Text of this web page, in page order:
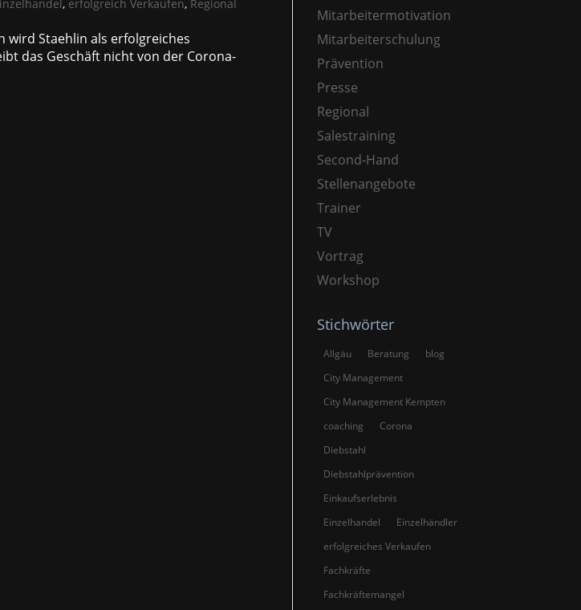
, erfolgreich Verkaufen, Regional
wird Staehlin als erfolgreiches
das Geschäft nicht von der Corona-
Mitarbeitermotivation
Mitarbeiterschulung
Prävention
Presse
Regional
Salestraining
Second-Hand
Stellenangebote
Trainer
TV
Vortrag
Workshop
Stichwörter
Allgäu Beratung
blog
City Management
City Management Kempten
coaching
Corona
Diebstahl
Diebstahlprävention
Einkaufserlebnis
Einzelhandel
Einzelhändler
erfolgreiches Verkaufen
Fachkräfte
Fachkräftemangel